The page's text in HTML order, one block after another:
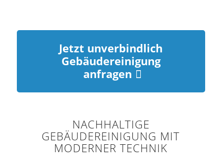
Jetzt unverbindlich
Gebäudereinigung
anfragen
NACHHALTIGE
GEBÄUDEREINIGUNG MIT
MODERNER TECHNIK